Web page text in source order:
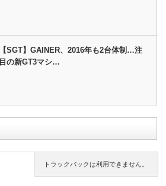
【SGT】GAINER、2016年も2台体制…注
目の新GT3マシ…
トラックバックは利用できません。